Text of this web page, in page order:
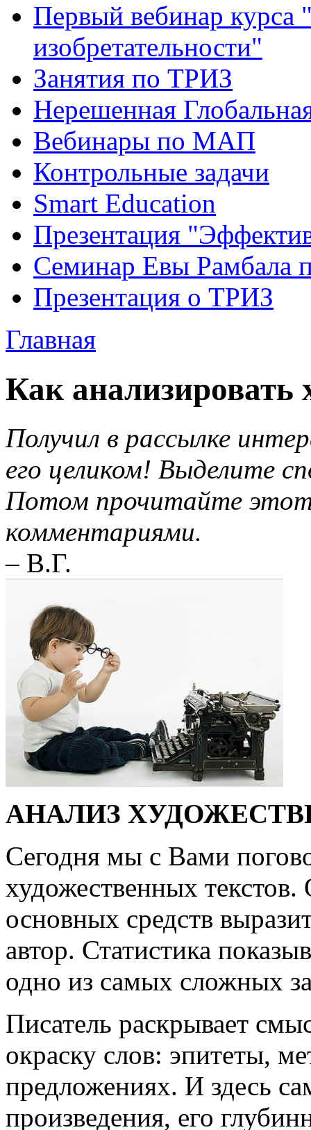
Первый вебинар курса
изобретательности"
Занятия по ТРИЗ
Нерешенная
Вебинары по МАП
Контрольные задачи
Smart Education
Презентация
Семинар Евы Рамбала
Презентация о ТРИЗ
Главная
Как анализировать
Получил в рассылке
его целиком! Выделите
Потом прочитайте
комментариями.
– В.Г.
АНАЛИЗ
Сегодня мы с Вами
художественных текстов.
основных средств
автор. Статистика
одно из самых сложных
Писатель раскрывает
окраску слов: эпитеты,
предложениях. И здесь
произведения, его